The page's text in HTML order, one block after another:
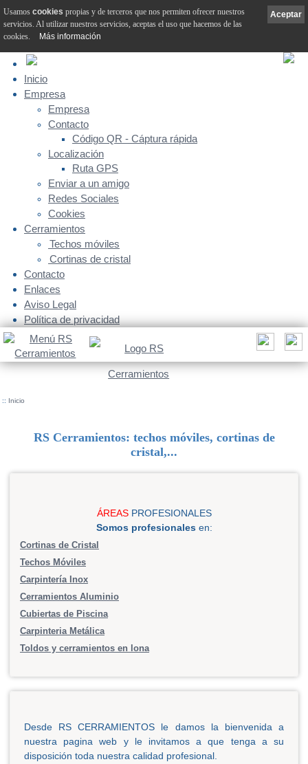
Inicio
Empresa
Empresa
Contacto
Código QR - Cáptura rápida
Localización
Ruta GPS
Enviar a un amigo
Redes Sociales
Cookies
Cerramientos
Techos móviles
Cortinas de cristal
Contacto
Enlaces
Aviso Legal
Política de privacidad
:: Inicio
RS Cerramientos: techos móviles, cortinas de
cristal,...
ÁREASPROFESIONALES
Somos profesionalesen:
Cortinas de Cristal
Techos Móviles
Carpintería Inox
Cerramientos Aluminio
Cubiertas de Piscina
Carpinteria Metálica
Toldos y cerramientos en lona
Desde RS CERRAMIENTOS le damos la bienvenida a
nuestra pagina web y le invitamos a que tenga a su
disposición toda nuestra calidad profesional.
Aceptar
Usamos cookies propias y de terceros que nos permiten ofrecer nuestros
servicios. Al utilizar nuestros servicios, aceptas el uso que hacemos de las
cookies.
Más información